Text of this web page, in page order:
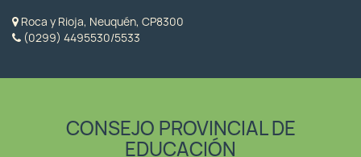
Roca y Rioja, Neuquén, CP8300
(0299) 4495530/5533
CONSEJO PROVINCIAL DE
EDUCACIÓN